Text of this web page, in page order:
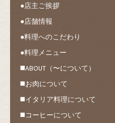
●店主ご挨拶
●店舗情報
●料理へのこだわり
●料理メニュー
◼️ABOUT（〜について）
◼️お肉について
◼️イタリア料理について
◼️コーヒーについて